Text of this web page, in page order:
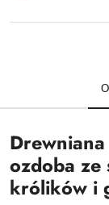
ozdoba ze
królików i